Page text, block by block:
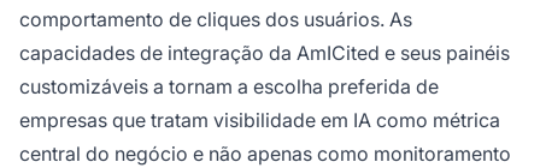
comportamento de cliques dos usuários. As
capacidades de integração da AmICited e seus painéis
customizáveis a tornam a escolha preferida de
empresas que tratam visibilidade em IA como métrica
central do negócio e não apenas como monitoramento